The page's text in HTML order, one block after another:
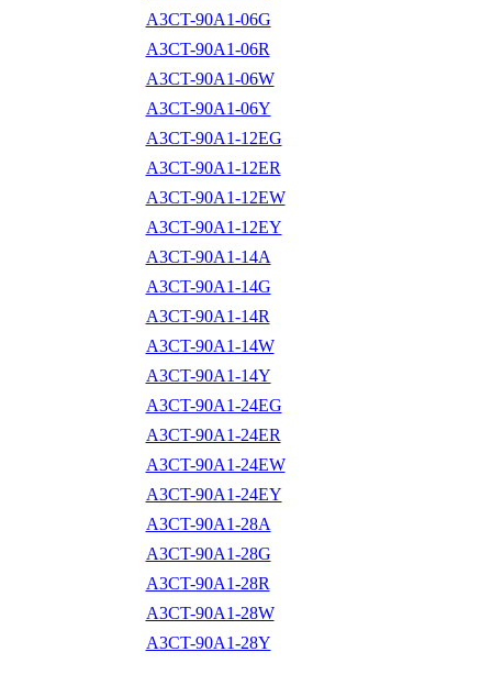
A3CT-90A1-06G
A3CT-90A1-06R
A3CT-90A1-06W
A3CT-90A1-06Y
A3CT-90A1-12EG
A3CT-90A1-12ER
A3CT-90A1-12EW
A3CT-90A1-12EY
A3CT-90A1-14A
A3CT-90A1-14G
A3CT-90A1-14R
A3CT-90A1-14W
A3CT-90A1-14Y
A3CT-90A1-24EG
A3CT-90A1-24ER
A3CT-90A1-24EW
A3CT-90A1-24EY
A3CT-90A1-28A
A3CT-90A1-28G
A3CT-90A1-28R
A3CT-90A1-28W
A3CT-90A1-28Y